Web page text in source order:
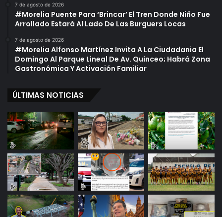
7 de agosto de 2026
#Morelia Puente Para ‘Brincar’ El Tren Donde Niño Fue
Arrollado Estará Al Lado De Las Burguers Locas
7 de agosto de 2026
#Morelia Alfonso Martínez Invita A La Ciudadania El
Domingo Al Parque Lineal De Av. Quinceo; Habrá Zona
Gastronómica Y Activación Familiar
ÚLTIMAS NOTICIAS